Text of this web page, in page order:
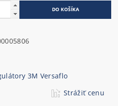
3M Versaflo
Strážiť cenu